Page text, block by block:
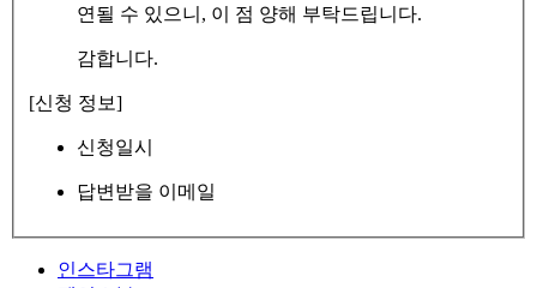
연될 수 있으니, 이 점 양해 부탁드립니다.
감합니다.
[신청 정보]
신청일시
답변받을 이메일
인스타그램